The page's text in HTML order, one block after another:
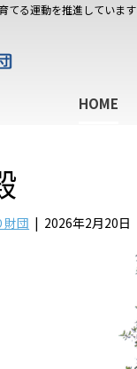
てる運動を推進しています
HOME
財団 | 2026年2月20日